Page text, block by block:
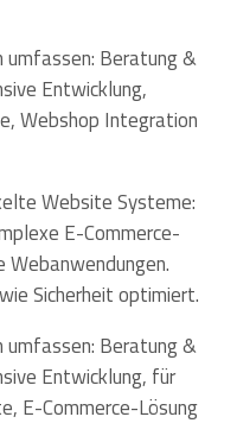
umfassen: Beratung &
Entwicklung,
Webshop Integration
Website Systeme:
E-Commerce-
Webanwendungen.
Sicherheit optimiert.
umfassen: Beratung &
Entwicklung, für
E-Commerce-Lösung